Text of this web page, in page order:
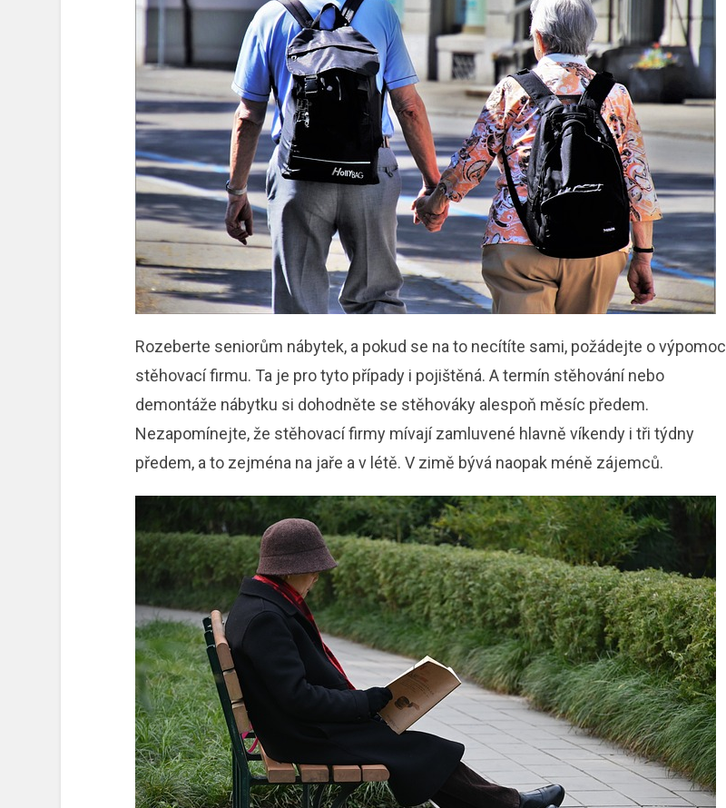
Rozeberte seniorům nábytek, a pokud se na to necítíte sami, požádejte o výpomoc
stěhovací firmu. Ta je pro tyto případy i pojištěná. A termín stěhování nebo
demontáže nábytku si dohodněte se stěhováky alespoň měsíc předem.
Nezapomínejte, že stěhovací firmy mívají zamluvené hlavně víkendy i tři týdny
předem, a to zejména na jaře a v létě. V zimě bývá naopak méně zájemců.